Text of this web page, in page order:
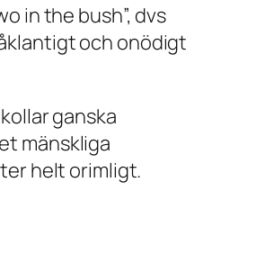
in the bush”, dvs
och onödigt
ganska
mänskliga
helt orimligt.